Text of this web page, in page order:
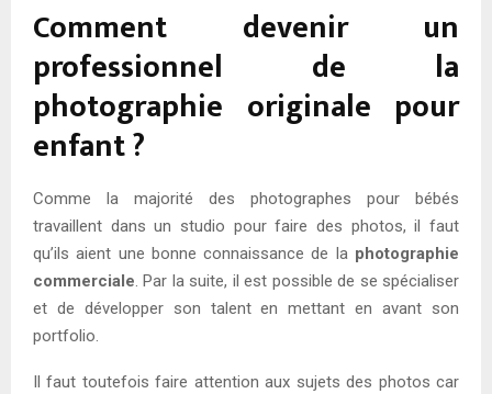
Comment devenir un
professionnel de la
photographie originale pour
enfant ?
Comme la majorité des photographes pour bébés
travaillent dans un studio pour faire des photos, il faut
qu’ils aient une bonne connaissance de la photographie
commerciale. Par la suite, il est possible de se spécialiser
et de développer son talent en mettant en avant son
portfolio.
Il faut toutefois faire attention aux sujets des photos car